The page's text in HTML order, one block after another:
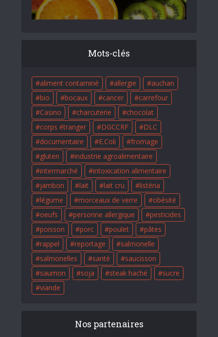
Mots-clés
aliment contaminé allergie
auchan
bio
bocaux cancer
carrefour
Casino
charcuterie
chocolat
corps étranger
DGCCRF
DLC
documentaire
E.Coli
fromage
gluten
industrie agroalimentaire
intermarché
intoxication alimentaire
jambon
lait lait cru
listéria
légume
morceaux de verre
obésité
oeufs
personne allergique
pesticides
poisson
porc poulet
pâtes
rappel
reportage
salmonelle
salmonelles
santé
saucisson
saumon
soja steak haché
sucre
viande
Nos partenaires